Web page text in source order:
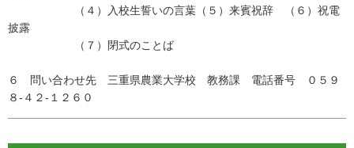
（４）入校生誓いの言葉（５）来賓祝辞 （６）祝電
披露
（７）閉式のことば
６ 問い合わせ先 三重県農業大学校 教務課 電話番号 ０５９
８-４２-１２６０